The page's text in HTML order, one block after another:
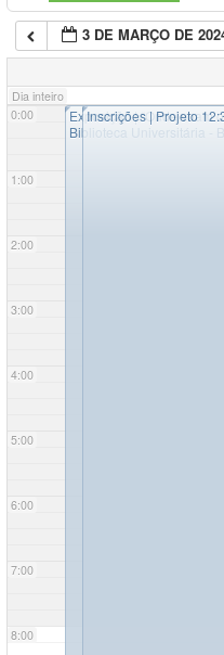
3 DE MARÇO DE
Dia inteiro
0:00
1:00
2:00
3:00
4:00
5:00
6:00
7:00
8:00
◤Exposição | “Onde voam
Biblioteca Universitária -
◤Inscrições | Projeto